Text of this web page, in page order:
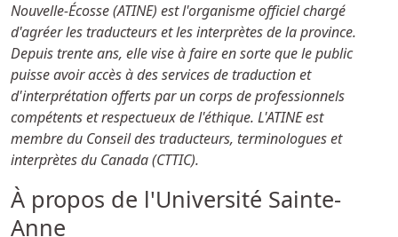
Nouvelle-Écosse (ATINE) est l'organisme officiel chargé
d'agréer les traducteurs et les interprètes de la province.
Depuis trente ans, elle vise à faire en sorte que le public
puisse avoir accès à des services de traduction et
d'interprétation offerts par un corps de professionnels
compétents et respectueux de l'éthique. L'ATINE est
membre du Conseil des traducteurs, terminologues et
interprètes du Canada (CTTIC).
À propos de l'Université Sainte-
Anne